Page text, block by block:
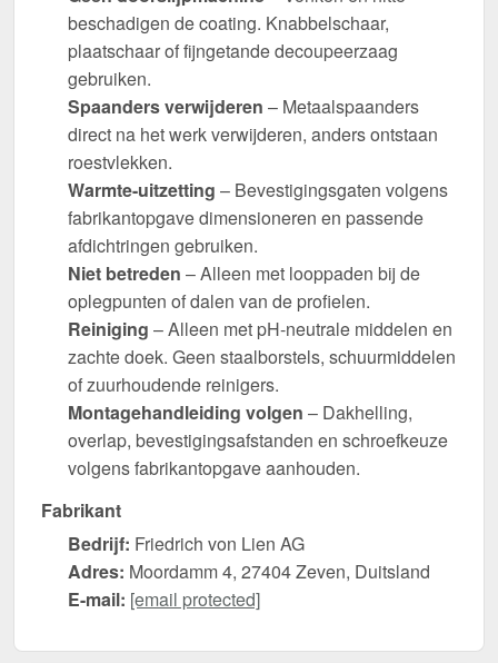
beschadigen de coating. Knabbelschaar,
plaatschaar of fijngetande decoupeerzaag
gebruiken.
Spaanders verwijderen – Metaalspaanders
direct na het werk verwijderen, anders ontstaan
roestvlekken.
Warmte-uitzetting – Bevestigingsgaten volgens
fabrikantopgave dimensioneren en passende
afdichtringen gebruiken.
Niet betreden – Alleen met looppaden bij de
oplegpunten of dalen van de profielen.
Reiniging – Alleen met pH-neutrale middelen en
zachte doek. Geen staalborstels, schuurmiddelen
of zuurhoudende reinigers.
Montagehandleiding volgen – Dakhelling,
overlap, bevestigingsafstanden en schroefkeuze
volgens fabrikantopgave aanhouden.
Fabrikant
Bedrijf: Friedrich von Lien AG
Adres: Moordamm 4, 27404 Zeven, Duitsland
E-mail: [email protected]